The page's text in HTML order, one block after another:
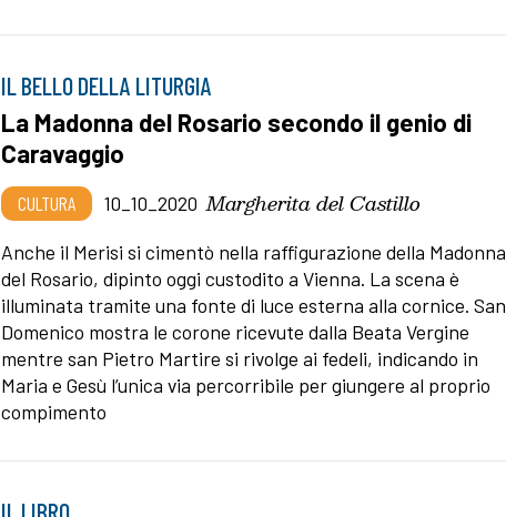
IL BELLO DELLA LITURGIA
La Madonna del Rosario secondo il genio di
Caravaggio
CULTURA 10_10_2020 Margherita del Castillo
Anche il Merisi si cimentò nella raffigurazione della Madonna
del Rosario, dipinto oggi custodito a Vienna. La scena è
illuminata tramite una fonte di luce esterna alla cornice. San
Domenico mostra le corone ricevute dalla Beata Vergine
mentre san Pietro Martire si rivolge ai fedeli, indicando in
Maria e Gesù l’unica via percorribile per giungere al proprio
compimento
IL LIBRO